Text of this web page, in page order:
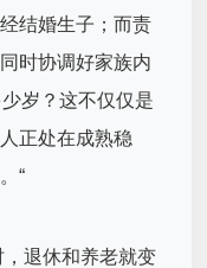
结婚生子；而责
时协调好家族内
岁？这不仅仅是
正处在成熟稳
“
退休和养老就变